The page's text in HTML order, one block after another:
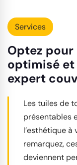
Services
Optez
optimisé et
expert
Les tuiles de
présentables
l’esthétique à
remarquez,
deviennent